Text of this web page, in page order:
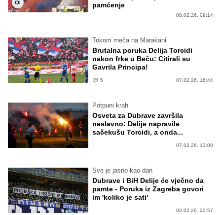
pamćenje
08.02.26. 09:14
Tokom meča na Marakani
Brutalna poruka Delija Torcidi
nakon frke u Beču: Citirali su
Gavrila Principa!
5 07.02.26. 16:44
Potpuni krah
Osveta za Dubrave završila
neslavno: Delije napravile
sačekušu Torcidi, a onda...
07.02.26. 13:00
Sve je jasno kao dan
Dubrave i BiH Delije će vječno da
pamte - Poruka iz Zagreba govori
im 'koliko je sati'
02.02.26. 20:57